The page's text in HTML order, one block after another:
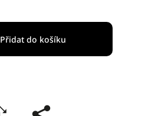
Přidat do košíku